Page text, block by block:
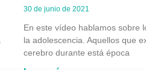
30 de junio de 2021
En este vídeo hablamos sobre
la adolescencia. Aquellos que
cerebro durante está época